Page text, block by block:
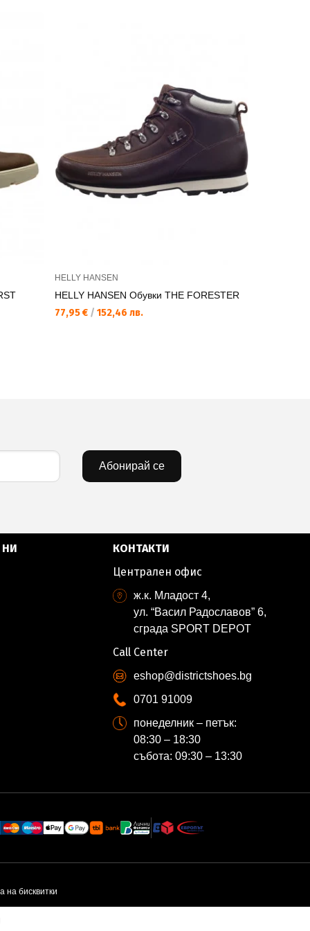
HELLY HANSEN
HELLY HANSEN Обувки THE FORESTER
77,95 € / 152,46 лв.
Абонирай се
НИ
КОНТАКТИ
Централен офис
ж.к. Младост 4,
ул. “Васил Радославов” 6,
сграда SPORT DEPOT
Call Center
eshop@districtshoes.bg
0701 91009
понеделник – петък:
08:30 – 18:30
събота: 09:30 – 13:30
на бисквитки